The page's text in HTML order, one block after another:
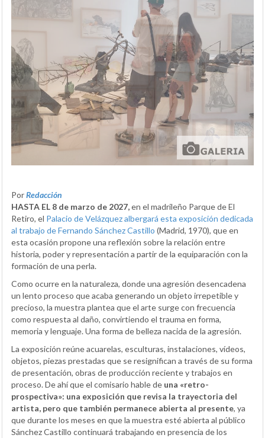
PorRedacción
HASTA EL 8 de marzo de 2027,en el madrileño Parque de El
Retiro, el Palacio de Velázquez albergará esta exposición dedicada
al trabajo de Fernando Sánchez Castillo (Madrid, 1970), que en
esta ocasión propone una reflexión sobre la relación entre
historia, poder y representación a partir de la equiparación con la
formación de una perla.
Como ocurre en la naturaleza, donde una agresión desencadena
un lento proceso que acaba generando un objeto irrepetible y
precioso, la muestra plantea que el arte surge con frecuencia
como respuesta al daño, convirtiendo el trauma en forma,
memoria y lenguaje. Una forma de belleza nacida de la agresión.
La exposición reúne acuarelas, esculturas, instalaciones, vídeos,
objetos, piezas prestadas que se resignifican a través de su forma
de presentación, obras de producción reciente y trabajos en
proceso. De ahí que el comisario hable de una «retro-
prospectiva»: una exposición que revisa la trayectoria del
artista, pero que también permanece abierta al presente, ya
que durante los meses en que la muestra esté abierta al público
Sánchez Castillo continuará trabajando en presencia de los